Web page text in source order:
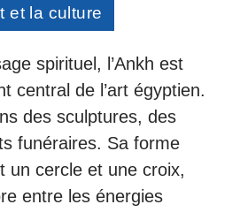
et la culture
spirituel, l’Ankh est
central de l’art égyptien.
des sculptures, des
funéraires. Sa forme
un cercle et une croix,
entre les énergies